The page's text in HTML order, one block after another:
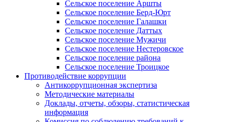
Сельское поселение Аршты
Сельское поселение Берд-Юрт
Сельское поселение Галашки
Сельское поселение Даттых
Сельское поселение Мужичи
Сельское поселение Нестеровское
Сельское поселение района
Сельское поселение Троицкое
Противодействие коррупции
Антикоррупционная экспертиза
Методические материалы
Доклады, отчеты, обзоры, статистическая
информация